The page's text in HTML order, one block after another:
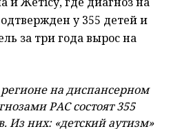
у 355 детей и
за три года вырос на
на диспансерном
РАС состоят 355
Из них: «детский аутизм»